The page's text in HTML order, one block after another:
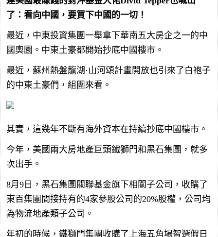
了：看向中國，要買下中國的一切！
最近，中東投資集團一舉拿下華南五大房企之一的中
國奧園。中東土豪都開始抄底中國樓市。
最近，蘇州熱盤龍湖·山河頌計畫開放也引來了白袍子
的中東土豪們，組團來看。
其實，這幾年不斷有海外資本在持續抄底中國樓市。
今年，美國兩大房地產巨頭鐵獅門和黑石集團，就多
次出手。
8月9日，黑石集團關聯基金旗下相關子公司，收購了
東百集團間接持有的4家參股公司的20%股權，公司均
為物流地產類子公司。
年初的時候，鐵獅門集團收購了上海五角場智選假日